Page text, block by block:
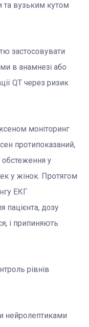
та вузьким кутом
застосовувати
в анамнезі або
QT через ризик
моніторинг
протипоказаний,
обстеження у
у жінок. Протягом
ЕКГ
пацієнта, дозу
і припиняють
рівнів
нейролептиками